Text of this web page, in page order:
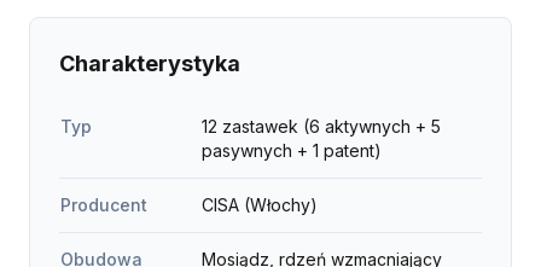
Charakterystyka
Typ
12 zastawek (6 aktywnych + 5
pasywnych + 1 patent)
Producent CISA (Włochy)
Obudowa Mosiądz, rdzeń wzmacniający